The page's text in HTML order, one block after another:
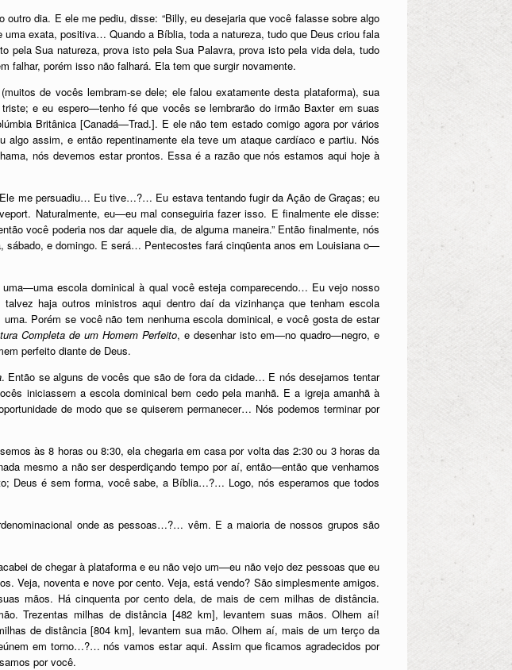
dia. E ele me pediu, disse: “Billy, eu desejaria que você falasse sobre algo
exata, positiva… Quando a Bíblia, toda a natureza, tudo que Deus criou fala
Sua natureza, prova isto pela Sua Palavra, prova isto pela vida dela, tudo
falhar, porém isso não falhará. Ela tem que surgir novamente.
de vocês lembram-se dele; ele falou exatamente desta plataforma), sua
e eu espero—tenho fé que vocês se lembrarão do irmão Baxter em suas
Britânica [Canadá—Trad.]. E ele não tem estado comigo agora por vários
assim, e então repentinamente ela teve um ataque cardíaco e partiu. Nós
nós devemos estar prontos. Essa é a razão que nós estamos aqui hoje à
me persuadiu… Eu tive…?… Eu estava tentando fugir da Ação de Graças; eu
Naturalmente, eu—eu mal conseguiria fazer isso. E finalmente ele disse:
você poderia nos dar aquele dia, de alguma maneira.” Então finalmente, nós
sábado, e domingo. E será… Pentecostes fará cinqüenta anos em Louisiana o—
escola dominical à qual você esteja comparecendo… Eu vejo nosso
haja outros ministros aqui dentro daí da vizinhança que tenham escola
Porém se você não tem nenhuma escola dominical, e você gosta de estar
Completa de um Homem Perfeito, e desenhar isto em—no quadro—negro, e
perfeito diante de Deus.
. Então se alguns de vocês que são de fora da cidade… E nós desejamos tentar
iniciassem a escola dominical bem cedo pela manhã. E a igreja amanhã à
de modo que se quiserem permanecer… Nós podemos terminar por
às 8 horas ou 8:30, ela chegaria em casa por volta das 2:30 ou 3 horas da
mesmo a não ser desperdiçando tempo por aí, então—então que venhamos
Deus é sem forma, você sabe, a Bíblia…?… Logo, nós esperamos que todos
onde as pessoas…?… vêm. E a maioria de nossos grupos são
de chegar à plataforma e eu não vejo um—eu não vejo dez pessoas que eu
Veja, noventa e nove por cento. Veja, está vendo? São simplesmente amigos.
mãos. Há cinquenta por cento dela, de mais de cem milhas de distância.
Trezentas milhas de distância [482 km], levantem suas mãos. Olhem aí!
de distância [804 km], levantem sua mão. Olhem aí, mais de um terço da
em torno…?… nós vamos estar aqui. Assim que ficamos agradecidos por
por você.